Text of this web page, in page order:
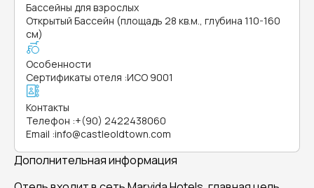
Бассейны для взрослых
Открытый Бассейн (площадь 28 кв.м., глубина 110-160
см)
Особенности
Сертификаты отеля :ИСО 9001
Контакты
Телефон :+(90) 2422438060
Email :info@castleoldtown.com
Дополнительная информация